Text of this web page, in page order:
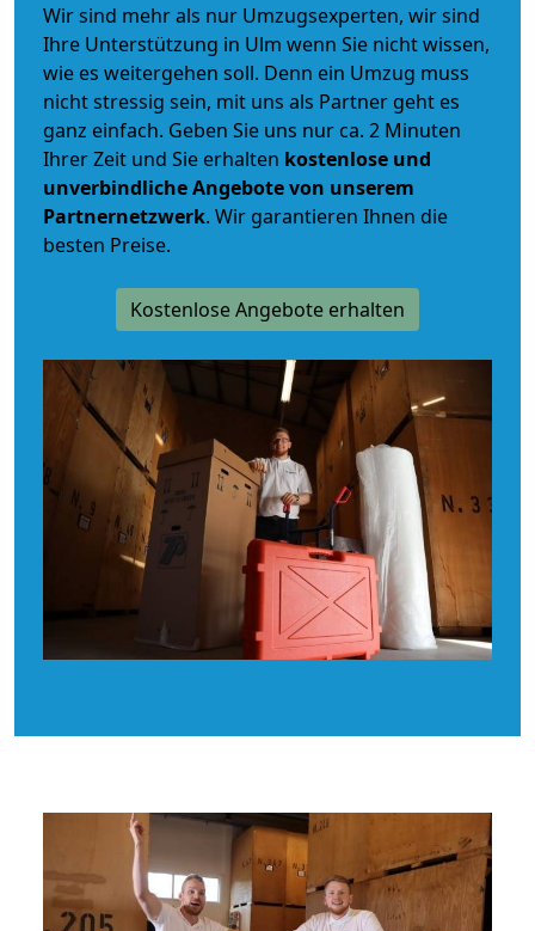
Wir sind mehr als nur Umzugsexperten, wir sind
Ihre Unterstützung in Ulm wenn Sie nicht wissen,
wie es weitergehen soll. Denn ein Umzug muss
nicht stressig sein, mit uns als Partner geht es
ganz einfach. Geben Sie uns nur ca. 2 Minuten
Ihrer Zeit und Sie erhalten kostenlose und
unverbindlicheAngebote von unserem
Partnernetzwerk. Wir garantieren Ihnen die
besten Preise.
Kostenlose Angebote erhalten